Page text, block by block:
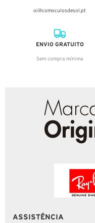
oi@comoculosdesol.pt
ENVIO GRATUITO
Sem compra mínima
ASSISTÊNCIA